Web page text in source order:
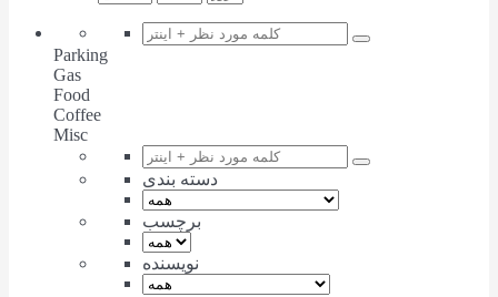
Parking
Gas
Food
Coffee
Misc
دسته بندی
برچسب
نویسنده